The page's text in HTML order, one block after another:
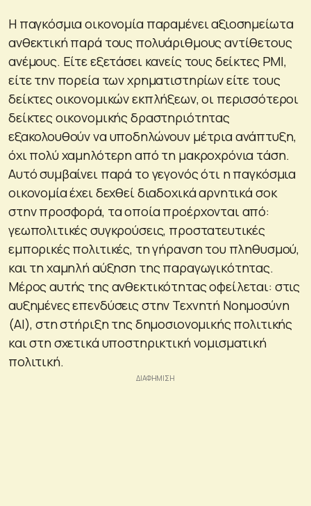
Η παγκόσμια οικονομία παραμένει αξιοσημείωτα
ανθεκτική παρά τους πολυάριθμους αντίθετους
ανέμους. Είτε εξετάσει κανείς τους δείκτες PMI,
είτε την πορεία των χρηματιστηρίων είτε τους
δείκτες οικονομικών εκπλήξεων, οι περισσότεροι
δείκτες οικονομικής δραστηριότητας
εξακολουθούν να υποδηλώνουν μέτρια ανάπτυξη,
όχι πολύ χαμηλότερη από τη μακροχρόνια τάση.
Αυτό συμβαίνει παρά το γεγονός ότι η παγκόσμια
οικονομία έχει δεχθεί διαδοχικά αρνητικά σοκ
στην προσφορά, τα οποία προέρχονται από:
γεωπολιτικές συγκρούσεις, προστατευτικές
εμπορικές πολιτικές, τη γήρανση του πληθυσμού,
και τη χαμηλή αύξηση της παραγωγικότητας.
Μέρος αυτής της ανθεκτικότητας οφείλεται: στις
αυξημένες επενδύσεις στην Τεχνητή Νοημοσύνη
(AI), στη στήριξη της δημοσιονομικής πολιτικής
και στη σχετικά υποστηρικτική νομισματική
πολιτική.